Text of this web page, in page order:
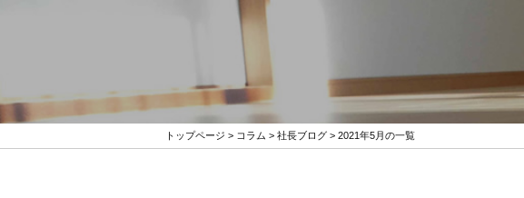
トップページ > コラム > 社長ブログ > 2021年5月の一覧